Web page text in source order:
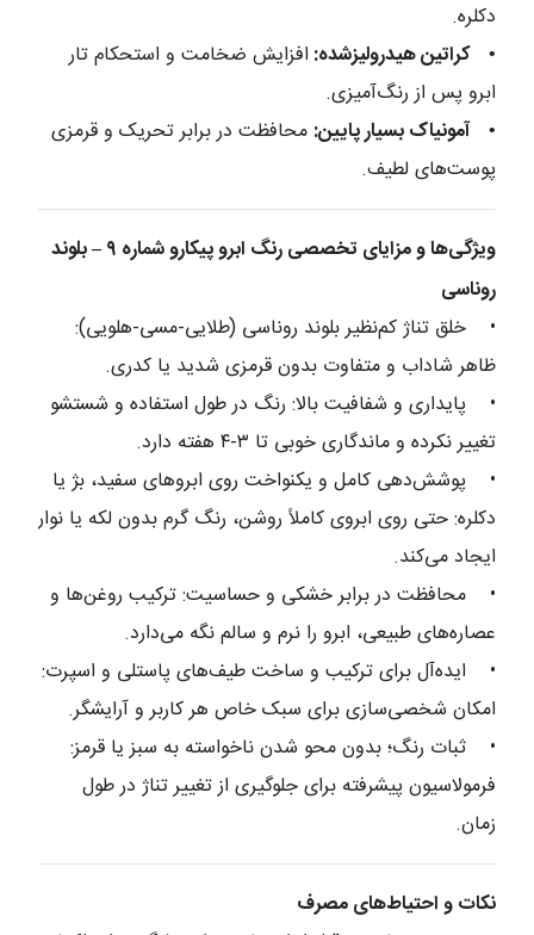
دکلره.
• کراتین هیدرولیزشده: افزایش ضخامت و استحکام تار
ابرو پس از رنگ‌آمیزی.
• آمونیاک بسیار پایین: محافظت در برابر تحریک و قرمزی
پوست‌های لطیف.
ویژگی‌ها و مزایای تخصصی رنگ ابرو پیکارو شماره ۹ – بلوند
روناسی
•
خلق تناژ کم‌نظیر بلوند روناسی (طلایی-مسی-هلویی):
ظاهر شاداب و متفاوت بدون قرمزی شدید یا کدری.
•
پایداری و شفافیت بالا: رنگ در طول استفاده و شستشو
تغییر نکرده و ماندگاری خوبی تا ۳-۴ هفته دارد.
•
پوشش‌دهی کامل و یکنواخت روی ابروهای سفید، بژ یا
دکلره: حتی روی ابروی کاملاً روشن، رنگ گرم بدون لکه یا نوار
ایجاد می‌کند.
•
محافظت در برابر خشکی و حساسیت: ترکیب روغن‌ها و
عصاره‌های طبیعی، ابرو را نرم و سالم نگه می‌دارد.
•
ایده‌آل برای ترکیب و ساخت طیف‌های پاستلی و اسپرت:
امکان شخصی‌سازی برای سبک خاص هر کاربر و آرایشگر.
•
ثبات رنگ؛ بدون محو شدن ناخواسته به سبز یا قرمز:
فرمولاسیون پیشرفته برای جلوگیری از تغییر تناژ در طول
زمان.
نکات و احتیاط‌های مصرف